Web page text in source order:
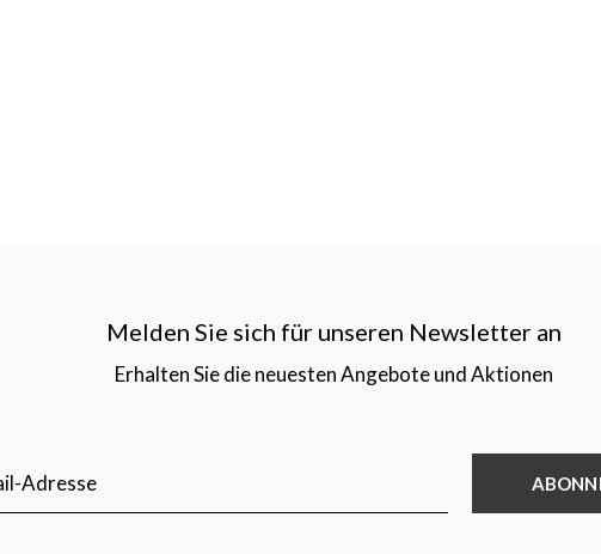
Melden Sie sich für unseren Newsletter an
Erhalten Sie die neuesten Angebote und Aktionen